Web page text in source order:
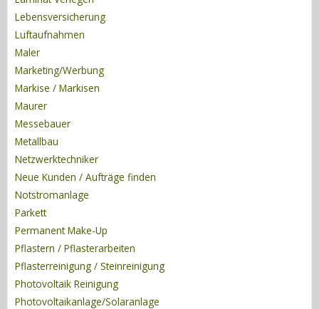
Lebensversicherung
Luftaufnahmen
Maler
Marketing/Werbung
Markise / Markisen
Maurer
Messebauer
Metallbau
Netzwerktechniker
Neue Kunden / Aufträge finden
Notstromanlage
Parkett
Permanent Make-Up
Pflastern / Pflasterarbeiten
Pflasterreinigung / Steinreinigung
Photovoltaik Reinigung
Photovoltaikanlage/Solaranlage